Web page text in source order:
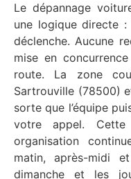
Le dépannage
une logique directe :
déclenche. Aucune
mise en
route. La zone
Sartrouville (78500)
sorte que l’équipe
votre appel. Cette
organisation
matin, après-midi
dimanche et les